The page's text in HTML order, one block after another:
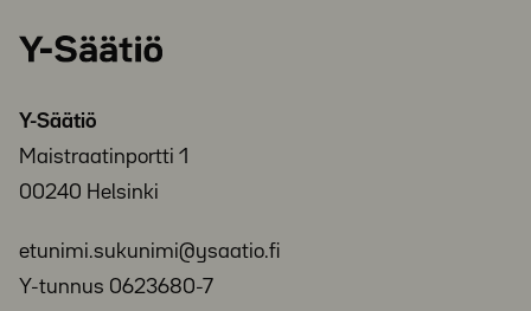
Y-
Y-Säätiö
Maistraatinportti 1
00240 Helsinki
etunimi.sukunimi@ysaatio.fi
Y-tunnus 0623680-7